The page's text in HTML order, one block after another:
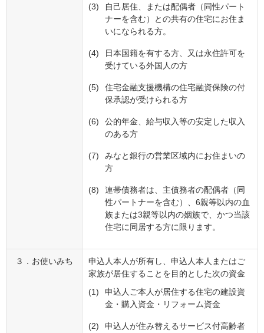
(3)
自己居住、または配偶者（同性パート
ナーを含む）との共有の住宅にお住ま
いになられる方。
(4)
日本国籍を有する方、又は永住許可を
受けている外国人の方
(5)
住宅金融支援機構の住宅融資保険の付
保承認が受けられる方
(6)
公的年金、給与収入等の安定した収入
のある方
(7)
みなと銀行の営業区域内にお住まいの
方
(8)
連帯債務者は、主債務者の配偶者（同
性パートナーを含む）、6親等以内の血
族または3親等以内の姻族で、かつ当該
住宅に同居する方に限ります。
３．お使いみち
申込人本人が所有し、申込人本人またはご
家族が居住することを目的とした次の資金
(1)
申込人ご本人が居住する住宅の建設資
金・購入資金・リフォーム資金
(2)
申込人が住み替えるサービス付高齢者